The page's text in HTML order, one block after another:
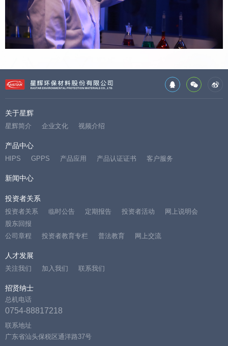
关于星辉
星辉简介
企业文化 视频介绍
产品中心
HIPS
GPPS 产品应用 产品认证证书 客户服务
新闻中心
投资者关系
投资者关系
临时公告 定期报告 投资者活动
网上说明会
股东回报
公司章程
投资者教育专栏 普法教育 网上交流
人才发展
关注我们
加入我们 联系我们
招贤纳士
总机电话
0754-88817218
联系地址
广东省汕头保税区通洋路37号